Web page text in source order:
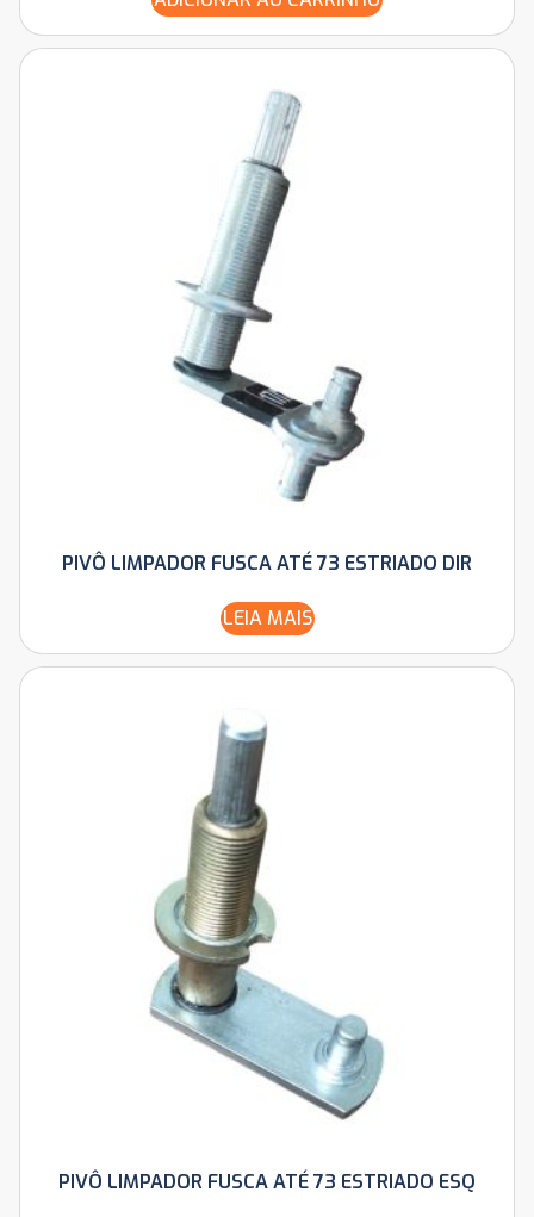
PIVÔ LIMPADOR FUSCA ATÉ 73 ESTRIADO DIR
LEIA MAIS
PIVÔ LIMPADOR FUSCA ATÉ 73 ESTRIADO ESQ